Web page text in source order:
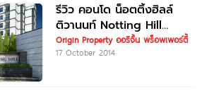
รีวิว คอนโด น็อตติ้งฮิลล์
ติวานนท์ Notting Hill
Tiwanon ใกล้รถไฟฟ้า MRT
กระทรวงสาธารณสุข
Origin Property ออริจิ้น พร็อพเพอร์ตี้
17 October 2014